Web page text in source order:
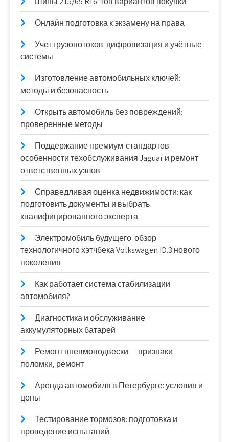
Онлайн подготовка к экзамену на права
Учет грузопотоков: цифровизация и учётные
системы
Изготовление автомобильных ключей:
методы и безопасность
Открыть автомобиль без повреждений:
проверенные методы
Поддержание премиум-стандартов:
особенности техобслуживания Jaguar и ремонт
ответственных узлов
Справедливая оценка недвижимости: как
подготовить документы и выбрать
квалифицированного эксперта
Электромобиль будущего: обзор
технологичного хэтчбека Volkswagen ID.3 нового
поколения
Как работает система стабилизации
автомобиля?
Диагностика и обслуживание
аккумуляторных батарей
Ремонт пневмоподвески — признаки
поломки, ремонт
Аренда автомобиля в Петербурге: условия и
цены
Тестирование тормозов: подготовка и
проведение испытаний